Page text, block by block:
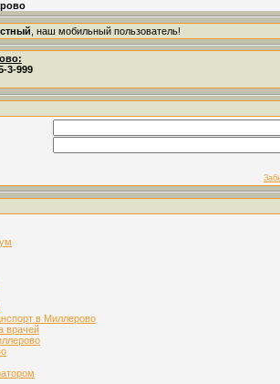
, наш мобильный пользователь!
3-999
в Миллерово
врачей